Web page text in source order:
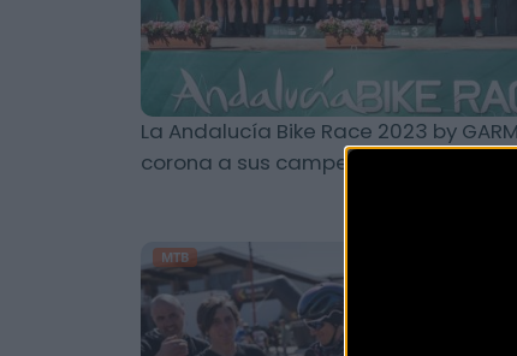
La Andalucía Bike Race 2023 by
corona a sus campeones
MTB